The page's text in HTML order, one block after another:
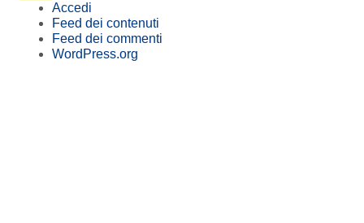
Accedi
Feed dei contenuti
Feed dei commenti
WordPress.org